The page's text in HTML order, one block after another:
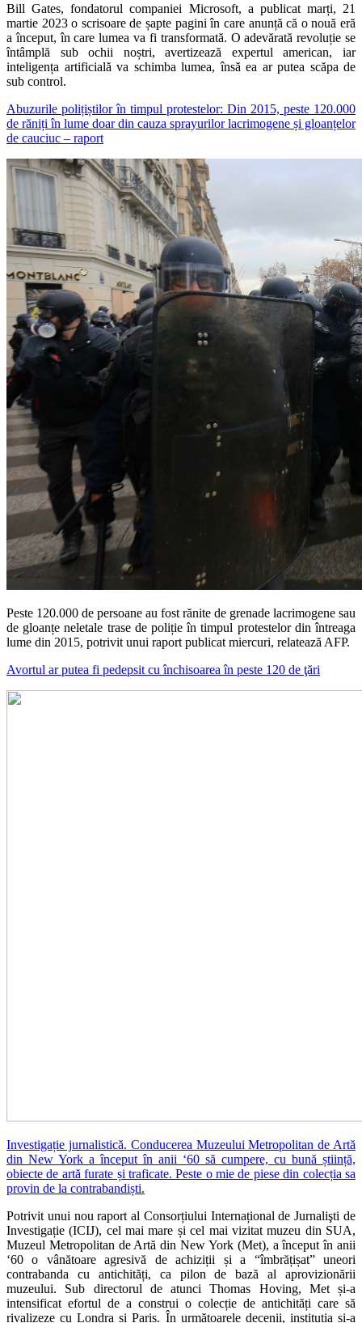
Bill Gates, fondatorul companiei Microsoft, a publicat marți, 21
martie 2023 o scrisoare de șapte pagini în care anunță că o nouă eră
a început, în care lumea va fi transformată. O adevărată revoluție se
întâmplă sub ochii noștri, avertizează expertul american, iar
inteligența artificială va schimba lumea, însă ea ar putea scăpa de
sub control.
Abuzurile polițiștilor în timpul protestelor: Din 2015, peste 120.000
de răniți în lume doar din cauza sprayurilor lacrimogene și gloanțelor
de cauciuc – raport
Peste 120.000 de persoane au fost rănite de grenade lacrimogene sau
de gloanțe neletale trase de poliție în timpul protestelor din întreaga
lume din 2015, potrivit unui raport publicat miercuri, relatează AFP.
Avortul ar putea fi pedepsit cu închisoarea în peste 120 de ţări
Investigație jurnalistică. Conducerea Muzeului Metropolitan de Artă
din New York a început în anii ‘60 să cumpere, cu bună știință,
obiecte de artă furate și traficate. Peste o mie de piese din colecția sa
provin de la contrabandiști.
Potrivit unui nou raport al Consorțiului Internațional de Jurnalişti de
Investigație (ICIJ), cel mai mare și cel mai vizitat muzeu din SUA,
Muzeul Metropolitan de Artă din New York (Met), a început în anii
‘60 o vânătoare agresivă de achiziții și a “îmbrățișat” uneori
contrabanda cu antichități, ca pilon de bază al aprovizionării
muzeului. Sub directorul de atunci Thomas Hoving, Met și-a
intensificat efortul de a construi o colecție de antichități care să
rivalizeze cu Londra și Paris. În următoarele decenii, instituția și-a